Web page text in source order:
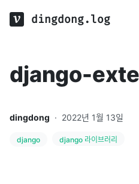
dingdong.log
django-
dingdong · 2022년 1월 13일
django django 라이브러리